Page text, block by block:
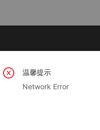
温馨提示
Network Error